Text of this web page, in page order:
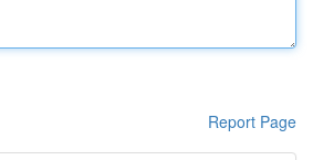
Report Page